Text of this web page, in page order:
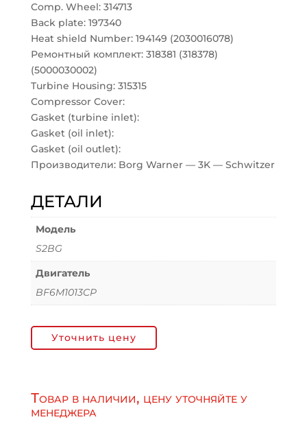
Comp. Wheel: 314713
Back plate: 197340
Heat shield Number: 194149 (2030016078)
Ремонтный комплект: 318381 (318378)
(5000030002)
Turbine Housing: 315315
Compressor Cover:
Gasket (turbine inlet):
Gasket (oil inlet):
Gasket (oil outlet):
Производители: Borg Warner — 3K — Schwitzer
ДЕТАЛИ
Модель
S2BG
Двигатель
BF6M1013CP
Уточнить цену
Товар в наличии, цену уточняйте у
менеджера